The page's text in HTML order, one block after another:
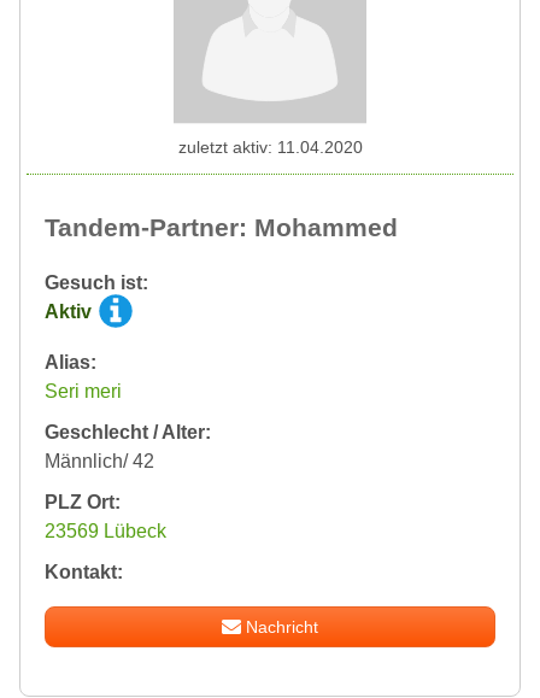
Tandem-Partner: Mohammed
Gesuch ist:
Aktiv
Alias:
Seri meri
Geschlecht / Alter:
Männlich/ 42
PLZ Ort:
23569 Lübeck
Kontakt:
Nachricht
zuletzt aktiv: 11.04.2020